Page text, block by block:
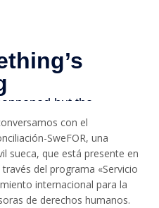
con el
SweFOR, una
sueca, que está presente en
del programa «Servicio
internacional para la
de derechos humanos.